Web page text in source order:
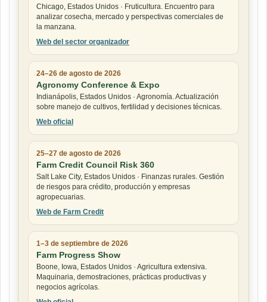
Chicago, Estados Unidos · Fruticultura. Encuentro para
analizar cosecha, mercado y perspectivas comerciales de
la manzana.
Web del sector organizador
24–26 de agosto de 2026
Agronomy Conference & Expo
Indianápolis, Estados Unidos · Agronomía. Actualización
sobre manejo de cultivos, fertilidad y decisiones técnicas.
Web oficial
25–27 de agosto de 2026
Farm Credit Council Risk 360
Salt Lake City, Estados Unidos · Finanzas rurales. Gestión
de riesgos para crédito, producción y empresas
agropecuarias.
Web de Farm Credit
1–3 de septiembre de 2026
Farm Progress Show
Boone, Iowa, Estados Unidos · Agricultura extensiva.
Maquinaria, demostraciones, prácticas productivas y
negocios agrícolas.